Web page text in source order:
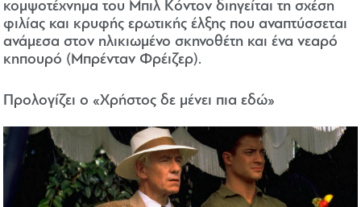
κομψοτέχνημα του Μπιλ Κόντον διηγείται τη σχέση
φιλίας και κρυφής ερωτικής έλξης που αναπτύσσεται
ανάμεσα στον ηλικιωμένο σκηνοθέτη και ένα νεαρό
κηπουρό (Μπρένταν Φρέιζερ).
Προλογίζει ο «Χρήστος δε μένει πια εδώ»